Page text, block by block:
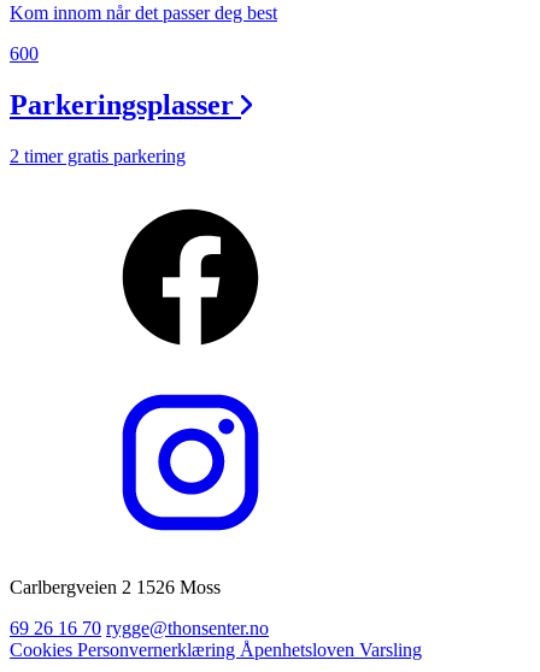
Kom innom når det passer deg best
600
Parkeringsplasser
2 timer gratis parkering
Carlbergveien 2 1526 Moss
69 26 16 70 rygge@thonsenter.no
Cookies Personvernerklæring Åpenhetsloven Varsling